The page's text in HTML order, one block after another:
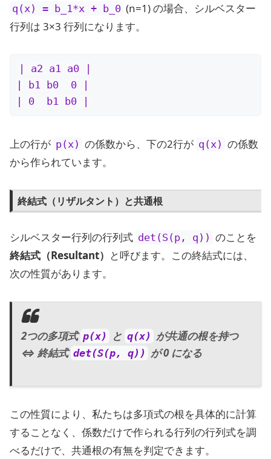
q(x) = b_1*x + b_0 (n=1) の場合、シルベスター
行列は 3×3 行列になります。
| a2 a1 a0 |
| b1 b0  0 |
| 0  b1 b0 |
上の行が p(x) の係数から、下の2行が q(x) の係数
から作られています。
終結式（リザルタント）と共通根
シルベスター行列の行列式 det(S(p, q)) のことを
終結式（Resultant） と呼びます。この終結式には、
次の性質があります。
2つの多項式 p(x) と q(x) が共通の根を持つ
⇔ 終結式 det(S(p, q)) が 0 になる
この性質により、私たちは多項式の根を具体的に計算
することなく、係数だけで作られる行列の行列式を調
べるだけで、共通根の有無を判定できます。